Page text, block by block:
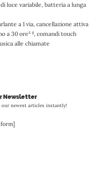
luce variabile, batteria a lunga
a 1 via, cancellazione attiva
a 30 ore⁵ ⁶, comandi touch
alle chiamate
Newsletter
newest articles instantly!